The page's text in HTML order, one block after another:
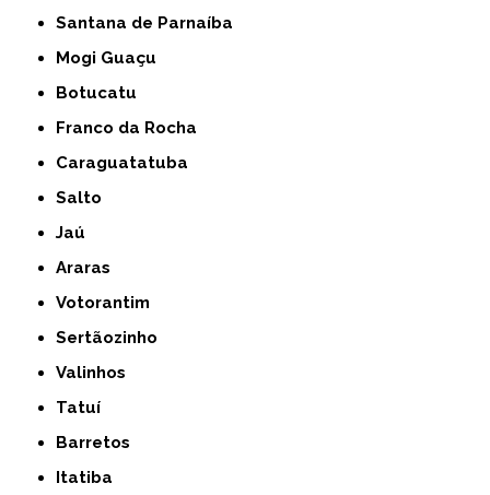
Santana de Parnaíba
Mogi Guaçu
Botucatu
Franco da Rocha
Caraguatatuba
Salto
Jaú
Araras
Votorantim
Sertãozinho
Valinhos
Tatuí
Barretos
Itatiba